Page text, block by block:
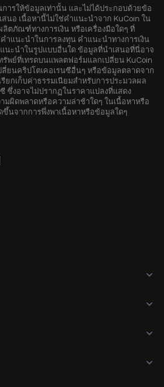
ารให้ข้อมูลเท่านั้น และไม่ได้ประกอบด้วยข้อ
นอ เนื้อหานี้ไม่ใช่คำแนะนำจาก KuCoin ใน
ตภัณฑ์ทางการเงิน หรือเครื่องมือใดๆ ที่
ำแนะนำในการลงทุน คำแนะนำทางการเงิน
นะนำในรูปแบบอื่นใด ข้อมูลที่นำเสนอที่นี่อาจ
พย์ที่เทรดบนแพลตฟอร์มแลกเปลี่ยน KuCoin
ยนคริปโตเคอเรนซีอื่นๆ หรือข้อมูลตลาดจาก
ยกเก็บค่าธรรมเนียมสำหรับการประมวลผล
ซึ่งอาจไม่ปรากฏในราคาแปลงที่แสดง
มผิดพลาดหรือความล่าช้าใดๆ ในเนื้อหาหรือ
ขึ้นจากการพึ่งพาเนื้อหาหรือข้อมูลใดๆ